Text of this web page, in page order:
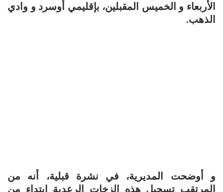
الأربعاء و الخميس المقبلين، بإقليمي أوسرد و وادي
الذهب.
و أوضحت المديرية، في نشرة قبلية، أنه من
المرتقب تسجيل هذه الزخات الرعدية إبتداء من